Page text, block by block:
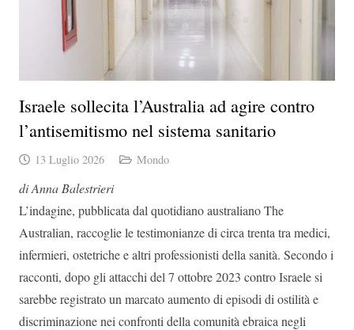
Israele sollecita l’Australia ad agire contro
l’antisemitismo nel sistema sanitario
13 Luglio 2026 Mondo
di Anna Balestrieri
L’indagine, pubblicata dal quotidiano australiano The
Australian, raccoglie le testimonianze di circa trenta tra medici,
infermieri, ostetriche e altri professionisti della sanità. Secondo i
racconti, dopo gli attacchi del 7 ottobre 2023 contro Israele si
sarebbe registrato un marcato aumento di episodi di ostilità e
discriminazione nei confronti della comunità ebraica negli